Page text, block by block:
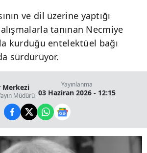
ve dil üzerine yaptığı
tanınan Necmiye
kurduğu entelektüel bağı
sürdürüyor.
Merkezi
Müdürü
Yayınlanma
03 Haziran 2026 - 12:15